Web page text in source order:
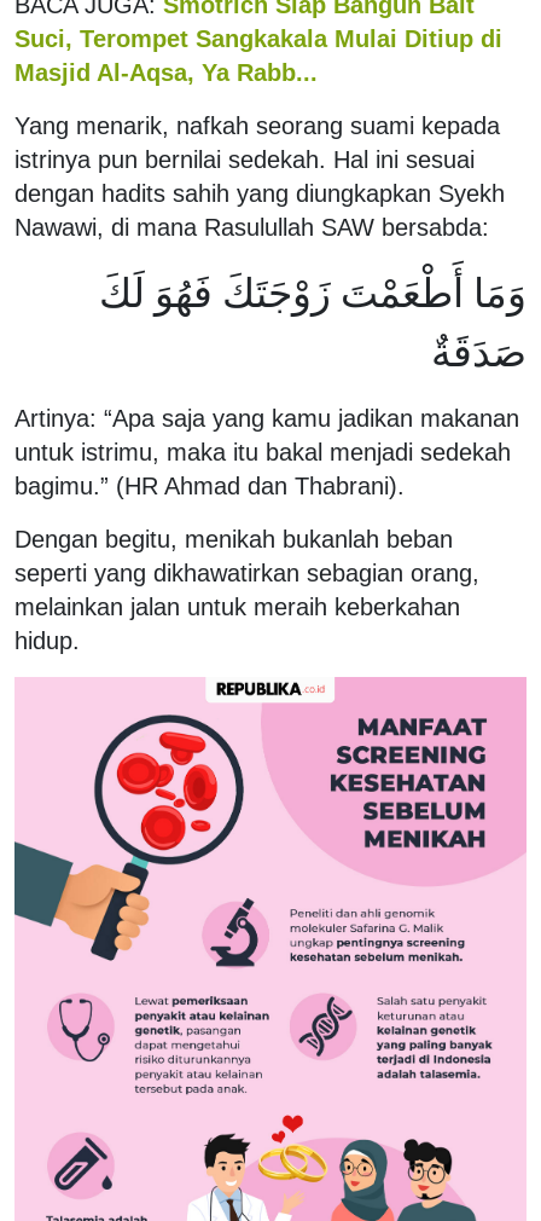
Suci, Terompet Sangkakala Mulai Ditiup di
Masjid Al-Aqsa, Ya Rabb...
Yang menarik, nafkah seorang suami kepada
istrinya pun bernilai sedekah. Hal ini sesuai
dengan hadits sahih yang diungkapkan Syekh
Nawawi, di mana Rasulullah SAW bersabda:
وَمَا أَطْعَمْتَ زَوْجَتَكَ فَهُوَ لَكَ
صَدَقَةٌ
Artinya: “Apa saja yang kamu jadikan makanan
untuk istrimu, maka itu bakal menjadi sedekah
bagimu.” (HR Ahmad dan Thabrani).
Dengan begitu, menikah bukanlah beban
seperti yang dikhawatirkan sebagian orang,
melainkan jalan untuk meraih keberkahan
hidup.